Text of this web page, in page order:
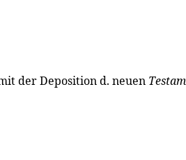
der Deposition d. neuen